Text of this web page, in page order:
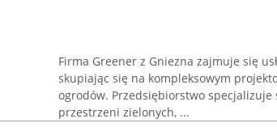
Firma Greener z Gniezna zajmuje się
skupiając się na kompleksowym
ogrodów. Przedsiębiorstwo
przestrzeni zielonych, ...